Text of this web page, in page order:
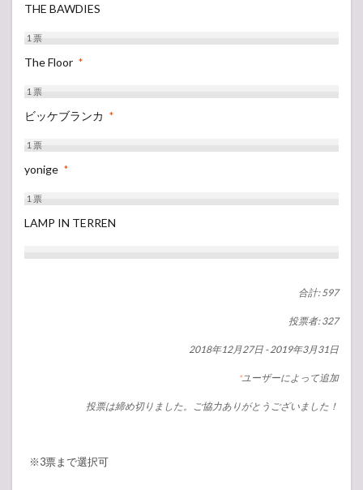
THE BAWDIES
1票
The Floor *
1票
ビッケブランカ *
1票
yonige *
1票
LAMP IN TERREN
合計: 597
投票者: 327
2018年12月27日 -2019年3月31日
*ユーザーによって追加
投票は締め切りました。ご協力ありがとうございました！
※3票まで選択可